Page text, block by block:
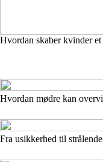
Hvordan skaber kvinder
Hvordan mødre kan
Fra usikkerhed til